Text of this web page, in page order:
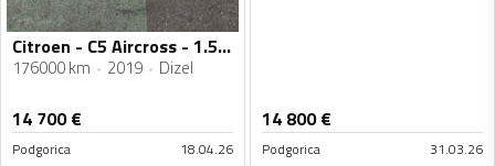
Citroen - C5 Aircross - 1.5 HDI
176000 km 2019 Dizel
14 700€
Podgorica 18.04.26
14 800€
Podgorica 31.03.26